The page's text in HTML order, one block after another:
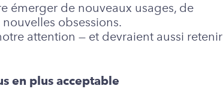
émerger de nouveaux usages, de
obsessions.
attention — et devraient aussi retenir
en plus acceptable